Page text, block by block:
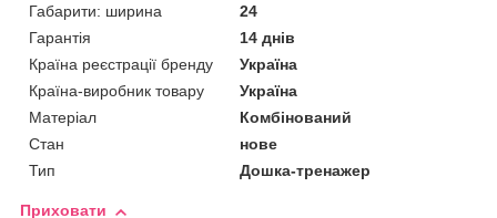
Габарити: ширина
24
Гарантія
14 днів
Країна реєстрації бренду
Україна
Країна-виробник товару
Україна
Матеріал
Комбінований
Стан
нове
Тип
Дошка-тренажер
Приховати